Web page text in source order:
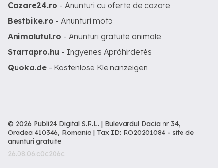
Cazare24.ro - Anunturi cu oferte de cazare
Bestbike.ro - Anunturi moto
Animalutul.ro - Anunturi gratuite animale
Startapro.hu - Ingyenes Apróhirdetés
Quoka.de - Kostenlose Kleinanzeigen
© 2026 Publi24 Digital S.R.L. | Bulevardul Dacia nr 34,
Oradea 410346, Romania | Tax ID: RO20201084 - site de
anunturi gratuite
26.08.06.c0c206c